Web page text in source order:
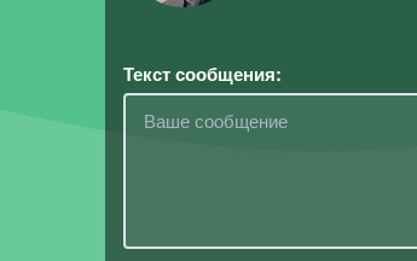
Текст сообщения: